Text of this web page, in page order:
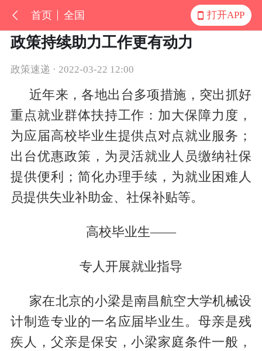
首页 全国 打开APP
政策持续助力工作更有动力
政策速递 · 2022-03-22 12:00
近年来，各地出台多项措施，突出抓好
重点就业群体扶持工作：加大保障力度，
为应届高校毕业生提供点对点就业服务；
出台优惠政策，为灵活就业人员缴纳社保
提供便利；简化办理手续，为就业困难人
员提供失业补助金、社保补贴等。
高校毕业生——
专人开展就业指导
家在北京的小梁是南昌航空大学机械设
计制造专业的一名应届毕业生。母亲是残
疾人，父亲是保安，小梁家庭条件一般，